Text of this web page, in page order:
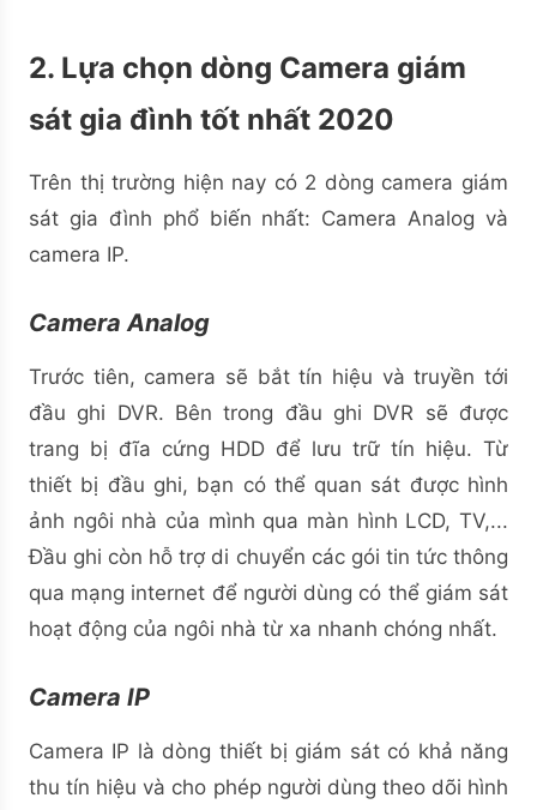
2. Lựa chọn dòng Camera giám
sát gia đình tốt nhất 2020
Trên thị trường hiện nay có 2 dòng camera giám
sát gia đình phổ biến nhất: Camera Analog và
camera IP.
Camera Analog
Trước tiên, camera sẽ bắt tín hiệu và truyền tới
đầu ghi DVR. Bên trong đầu ghi DVR sẽ được
trang bị đĩa cứng HDD để lưu trữ tín hiệu. Từ
thiết bị đầu ghi, bạn có thể quan sát được hình
ảnh ngôi nhà của mình qua màn hình LCD, TV,...
Đầu ghi còn hỗ trợ di chuyển các gói tin tức thông
qua mạng internet để người dùng có thể giám sát
hoạt động của ngôi nhà từ xa nhanh chóng nhất.
Camera IP
Camera IP là dòng thiết bị giám sát có khả năng
thu tín hiệu và cho phép người dùng theo dõi hình